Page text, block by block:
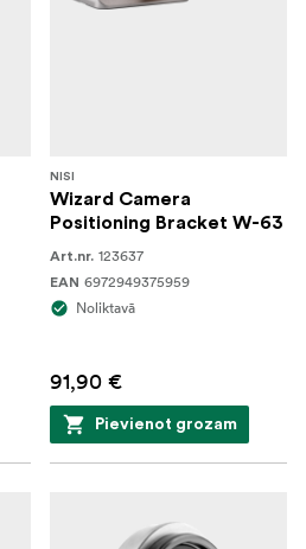
NISI
Wizard Camera
Positioning Bracket W-63
Art.nr. 123637
EAN 6972949375959
Noliktavā
91,90 €
Pievienot grozam